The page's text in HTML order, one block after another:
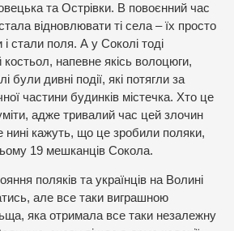
та Острівки. В повоєнний час
відновлювати ті села – їх просто
стали поля. А у Соколі тоді
напевне якісь волоцюги,
були дивні події, які потягли за
частини будинків містечка. Хто це
адже тривалий час цей злочин
нині кажуть, що це зробили поляки,
19 мешканців Сокола.
поляків та українців на Волині
але все таки виграшною
яка отримала все таки незалежну